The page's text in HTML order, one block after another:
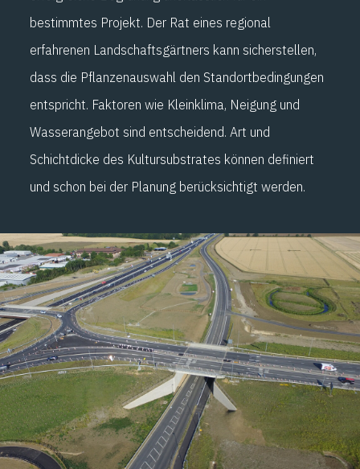
bestimmtes Projekt. Der Rat eines regional
erfahrenen Landschaftsgärtners kann sicherstellen,
dass die Pflanzenauswahl den Standortbedingungen
entspricht. Faktoren wie Kleinklima, Neigung und
Wasserangebot sind entscheidend. Art und
Schichtdicke des Kultursubstrates können definiert
und schon bei der Planung berücksichtigt werden.